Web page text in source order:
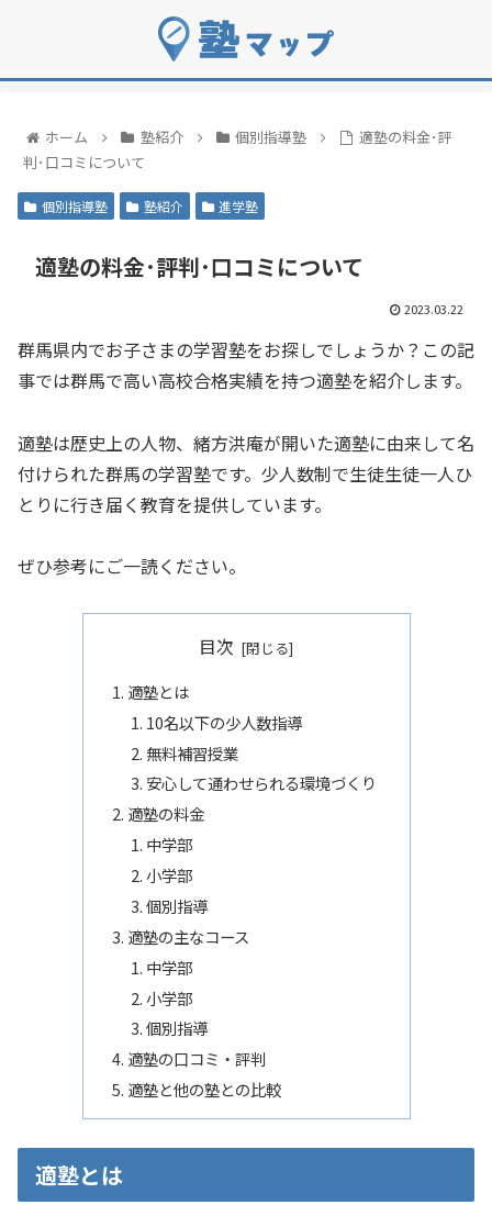
ホーム 塾紹介 個別指導塾
適塾の料金･評
判･口コミについて
個別指導塾 塾紹介 進学塾
適塾の料金･評判･口コミについて
2023.03.22
群馬県内でお子さまの学習塾をお探しでしょうか？この記
事では群馬で高い高校合格実績を持つ適塾を紹介します。
適塾は歴史上の人物、緒方洪庵が開いた適塾に由来して名
付けられた群馬の学習塾です。少人数制で生徒生徒一人ひ
とりに行き届く教育を提供しています。
ぜひ参考にご一読ください。
目次
適塾とは
10名以下の少人数指導
無料補習授業
安心して通わせられる環境づくり
適塾の料金
中学部
小学部
個別指導
適塾の主なコース
中学部
小学部
個別指導
適塾の口コミ・評判
適塾と他の塾との比較
適塾とは